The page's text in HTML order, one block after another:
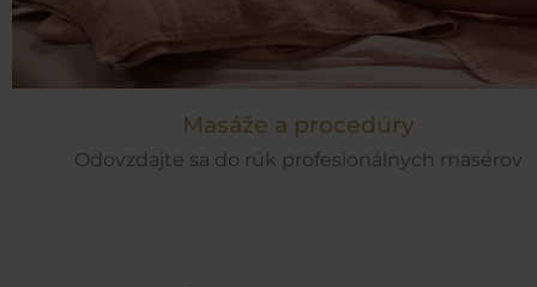
Masáže a procedúry
Odovzdajte sa do rúk profesionálnych masérov